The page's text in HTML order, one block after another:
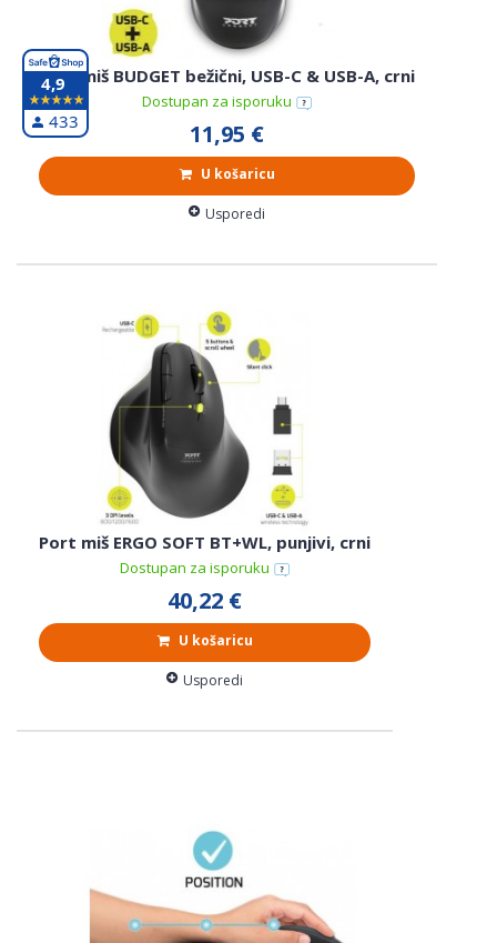
Port miš BUDGET bežični, USB-C & USB-A, crni
Dostupan za isporuku
11,95 €
U košaricu
Usporedi
Port miš ERGO SOFT BT+WL, punjivi, crni
Dostupan za isporuku
40,22 €
U košaricu
Usporedi
4,9
433